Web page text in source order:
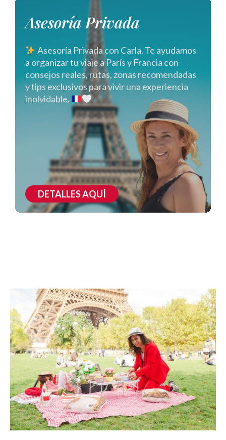
Asesoría Privada
Asesoría Privada con Carla. Te ayudamos
a organizar tu viaje a París y Francia con
consejos reales, rutas, zonas recomendadas
y tips exclusivos para vivir una experiencia
inolvidable.
DETALLES AQUÍ